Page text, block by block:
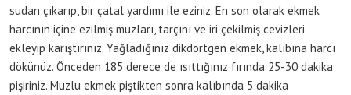
sudan çıkarıp, bir çatal yardımı ile eziniz. En son olarak ekmek
harcının içine ezilmiş muzları, tarçını ve iri çekilmiş cevizleri
ekleyip karıştırınız. Yağladığınız dikdörtgen ekmek, kalıbına harcı
dökünüz. Önceden 185 derece de ısıttığınız fırında 25-30 dakika
pişiriniz. Muzlu ekmek piştikten sonra kalıbında 5 dakika